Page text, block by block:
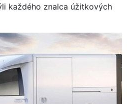
každého znalca úžitkových